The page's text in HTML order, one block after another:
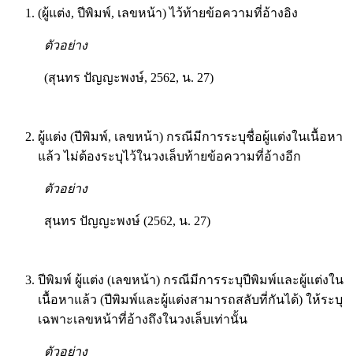
(ผู้แต่ง, ปีพิมพ์, เลขหน้า) ไว้ท้ายข้อความที่อ้างอิง
ตัวอย่าง
(สุนทร ปัญญะพงษ์, 2562, น. 27)
ผู้แต่ง (ปีพิมพ์, เลขหน้า) กรณีมีการระบุชื่อผู้แต่งในเนื้อหา
แล้ว ไม่ต้องระบุไว้ในวงเล็บท้ายข้อความที่อ้างอีก
ตัวอย่าง
สุนทร ปัญญะพงษ์ (2562, น. 27)
ปีพิมพ์ ผู้แต่ง (เลขหน้า) กรณีมีการระบุปีพิมพ์และผู้แต่งใน
เนื้อหาแล้ว (ปีพิมพ์และผู้แต่งสามารถสลับที่กันได้) ให้ระบุ
เฉพาะเลขหน้าที่อ้างถึงในวงเล็บเท่านั้น
ตัวอย่าง